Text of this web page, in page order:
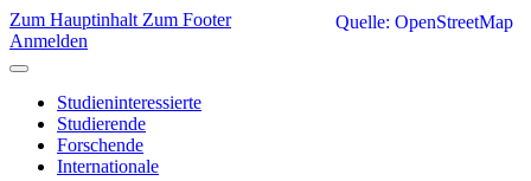
Zum Hauptinhalt Zum Footer
Anmelden
Studieninteressierte
Studierende
Forschende
Internationale
Quelle: OpenStreetMap